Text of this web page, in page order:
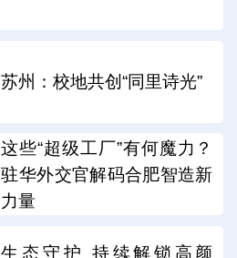
苏州：校地共创“同里诗光”
这些“超级工厂”有何魔力？
驻华外交官解码合肥智造新
力量
生态守护 持续解锁高颜